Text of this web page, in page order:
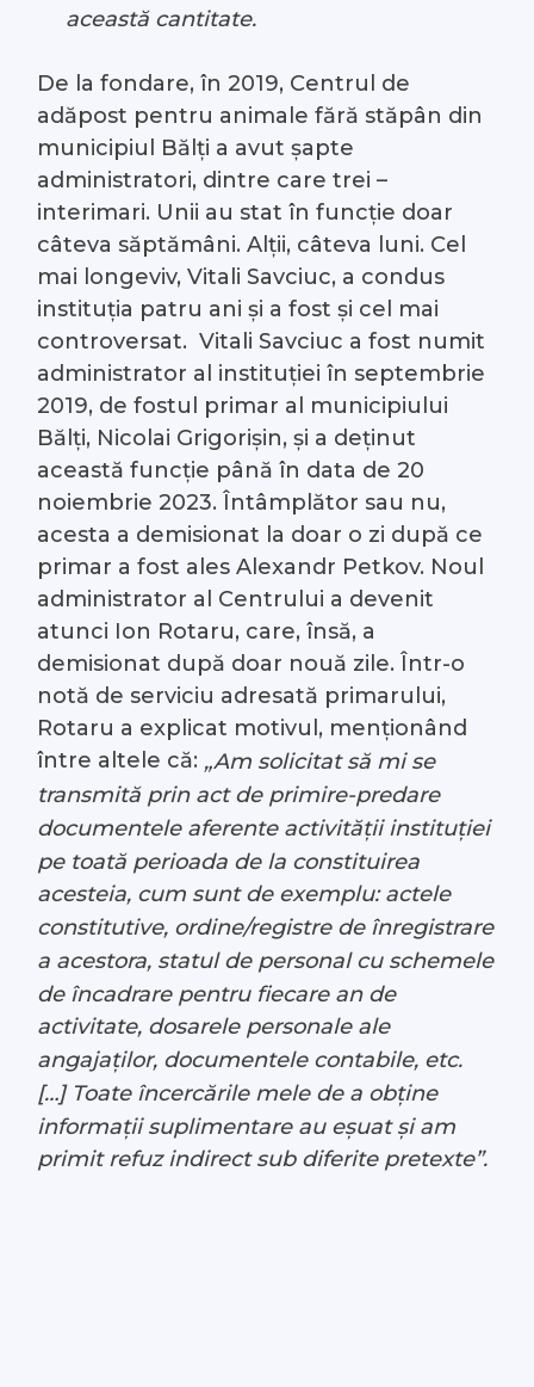
această cantitate.
De la fondare, în 2019, Centrul de
adăpost pentru animale fără stăpân din
municipiul Bălți a avut șapte
administratori, dintre care trei –
interimari. Unii au stat în funcție doar
câteva săptămâni. Alții, câteva luni. Cel
mai longeviv, Vitali Savciuc, a condus
instituția patru ani și a fost și cel mai
controversat. Vitali Savciuc a fost numit
administrator al instituției în septembrie
2019, de fostul primar al municipiului
Bălți, Nicolai Grigorișin, și a deținut
această funcție până în data de 20
noiembrie 2023. Întâmplător sau nu,
acesta a demisionat la doar o zi după ce
primar a fost ales Alexandr Petkov. Noul
administrator al Centrului a devenit
atunci Ion Rotaru, care, însă, a
demisionat după doar nouă zile. Într-o
notă de serviciu adresată primarului,
Rotaru a explicat motivul, menționând
între altele că: „Am solicitat să mi se
transmită prin act de primire-predare
documentele aferente activității instituției
pe toată perioada de la constituirea
acesteia, cum sunt de exemplu: actele
constitutive, ordine/registre de înregistrare
a acestora, statul de personal cu schemele
de încadrare pentru fiecare an de
activitate, dosarele personale ale
angajaților, documentele contabile, etc.
[…] Toate încercările mele de a obține
informații suplimentare au eșuat și am
primit refuz indirect sub diferite pretexte”.